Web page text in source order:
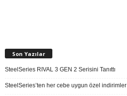
Son Yazılar
SteelSeries RIVAL 3 GEN 2 Serisini Tanıttı
SteelSeries’ten her cebe uygun özel indirimler